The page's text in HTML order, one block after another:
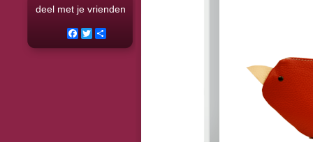
deel met je vrienden
Facebook
Twitter